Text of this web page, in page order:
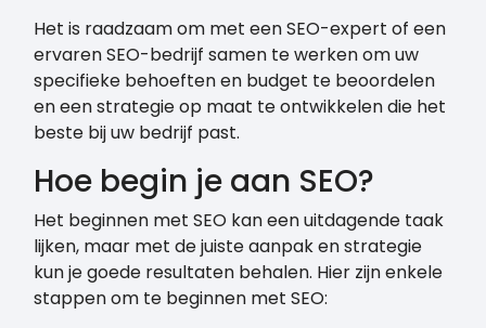
Het is raadzaam om met een SEO-expert of een
ervaren SEO-bedrijf samen te werken om uw
specifieke behoeften en budget te beoordelen
en een strategie op maat te ontwikkelen die het
beste bij uw bedrijf past.
Hoe begin je aan SEO?
Het beginnen met SEO kan een uitdagende taak
lijken, maar met de juiste aanpak en strategie
kun je goede resultaten behalen. Hier zijn enkele
stappen om te beginnen met SEO: